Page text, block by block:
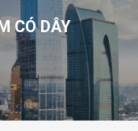
CÓ DÂY